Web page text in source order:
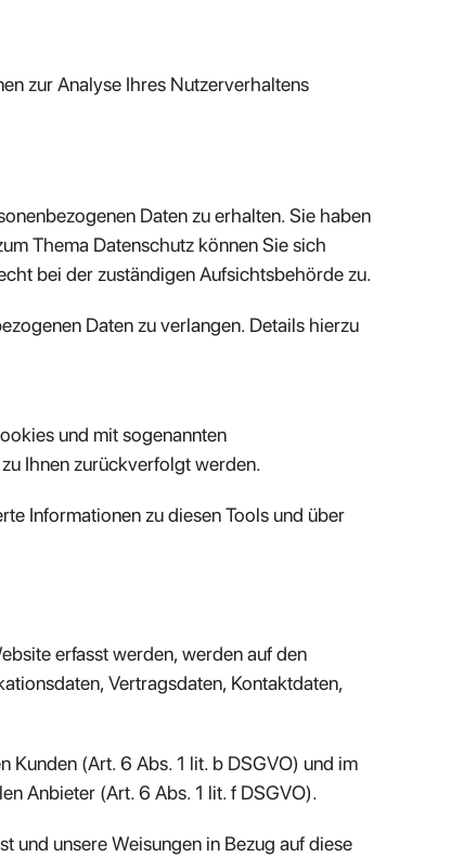
zur Analyse Ihres Nutzerverhaltens
Daten zu erhalten. Sie haben
Thema Datenschutz können Sie sich
bei der zuständigen Aufsichtsbehörde zu.
Daten zu verlangen. Details hierzu
und mit sogenannten
Ihnen zurückverfolgt werden.
Informationen zu diesen Tools und über
erfasst werden, werden auf den
Vertragsdaten, Kontaktdaten,
Kunden (Art. 6 Abs. 1 lit. b DSGVO) und im
Anbieter (Art. 6 Abs. 1 lit. f DSGVO).
und unsere Weisungen in Bezug auf diese